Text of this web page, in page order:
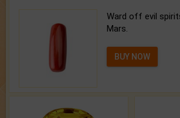
Ward off evil
Mars.
BUY NOW